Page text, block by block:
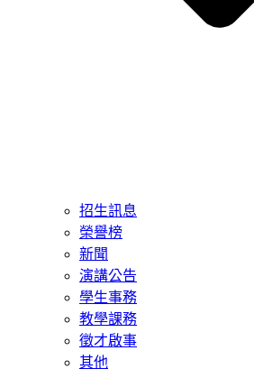
招生訊息
榮譽榜
新聞
演講公告
學生事務
教學課務
徵才啟事
其他